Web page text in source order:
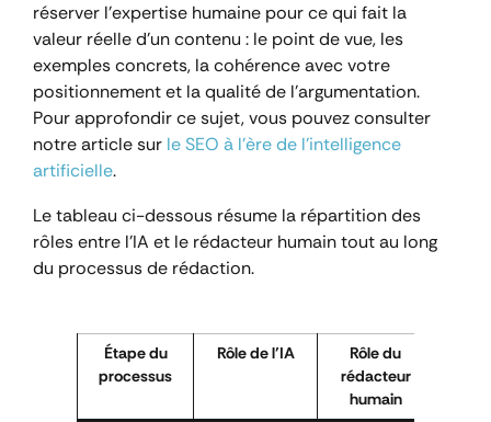
réserver l’expertise humaine pour ce qui fait la
valeur réelle d’un contenu : le point de vue, les
exemples concrets, la cohérence avec votre
positionnement et la qualité de l’argumentation.
Pour approfondir ce sujet, vous pouvez consulter
notre article sur le SEO à l’ère de l’intelligence
artificielle.
Le tableau ci-dessous résume la répartition des
rôles entre l’IA et le rédacteur humain tout au long
du processus de rédaction.
Étape du
processus
Rôle de l’IA
Rôle du
rédacteur
humain